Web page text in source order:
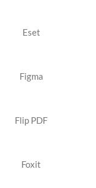
Eset
Figma
Flip PDF
Foxit